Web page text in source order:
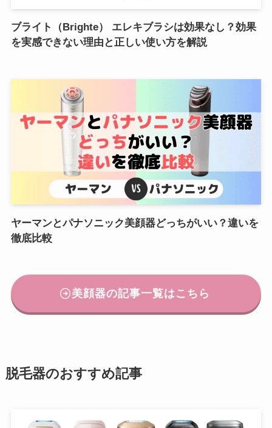
ブライト（Brighte） エレキブラシは効果なし？効果
を実感できない理由と正しい使い方を解説
ヤーマンとパナソニック美顔器どっちがいい？違いを
徹底比較
美顔器の記事一覧はこちら
脱毛器のおすすめ記事